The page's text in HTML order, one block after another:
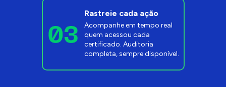
Rastreie cada ação
Acompanhe em tempo real
quem acessou cada
certificado. Auditoria
completa, sempre disponível.